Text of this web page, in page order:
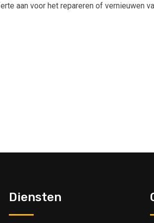
aan voor het repareren of vernieuwen
Diensten